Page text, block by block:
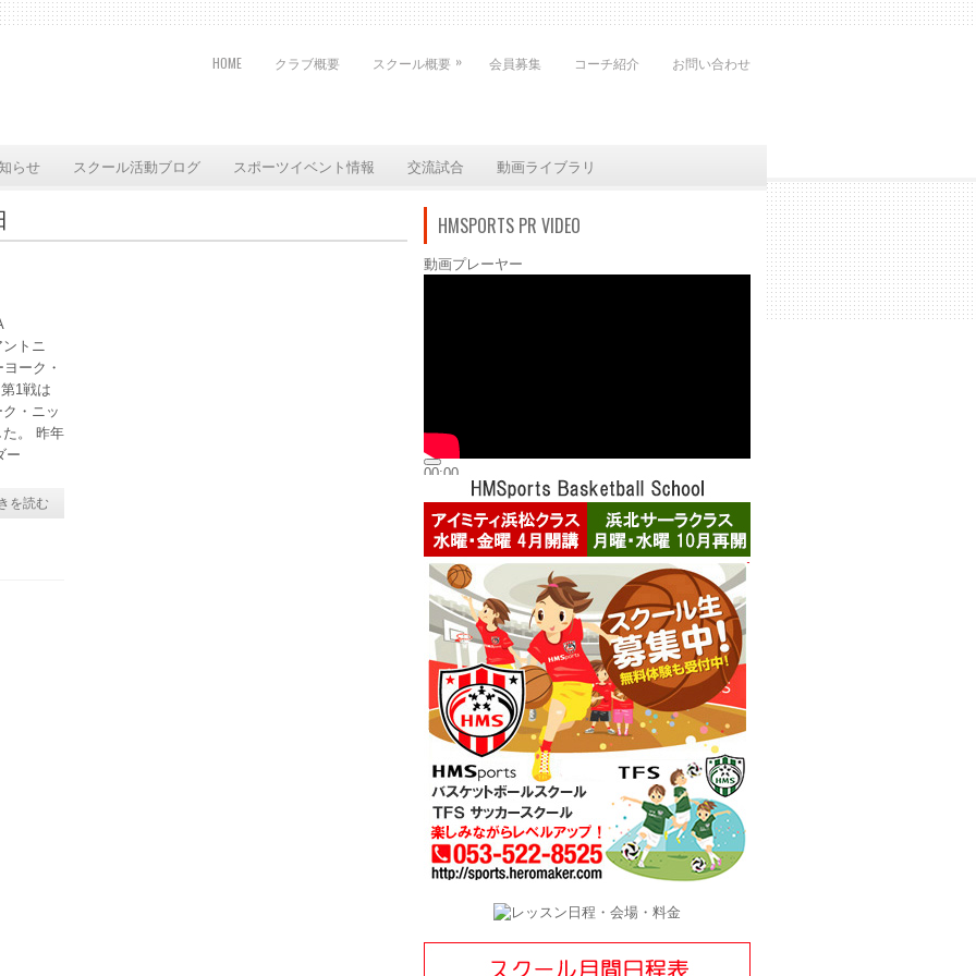
HOME クラブ概要 スクール概要 » 会員募集 コーチ紹介 お問い合わせ
らせ スクール活動ブログ スポーツイベント情報 交流試合 動画ライブラリ
トニ
ーク・
1戦は
・ニッ
。 昨年
ー
を読む
HMSPORTS PR VIDEO
動画プレーヤー
00:00
07:40
ボリューム調節には上下矢印キーを使ってください。